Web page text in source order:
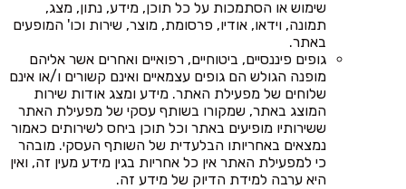
שימוש או הסתמכות על כל תוכן, מידע, נתון, מצג,
תמונה, וידאו, אודיו, פרסומת, מוצר, שירות וכו' המופעים
באתר.
גופים פיננסיים, ביטוחיים, רפואיים ואחרים אשר אליהם
מופנה הגולש הם גופים עצמאיים ואינם קשורים ו/או אינם
שלוחים של מפעילת האתר. מידע ומצג אודות שירות
המוצג באתר, שמקורו בשותף עסקי של מפעילת האתר
ששירותיו מופיעים באתר וכל תוכן ביחס לשירותים כאמור
נמצאים באחריותו הבלעדית של השותף העסקי. מובהר
כי למפעילת האתר אין כל אחריות בגין מידע מעין זה, ואין
היא ערבה למידת הדיוק של מידע זה.